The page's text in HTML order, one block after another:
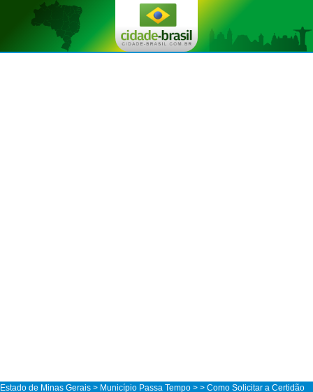
Estado de Minas Gerais > Município Passa Tempo > > Como Solicitar a Certidão